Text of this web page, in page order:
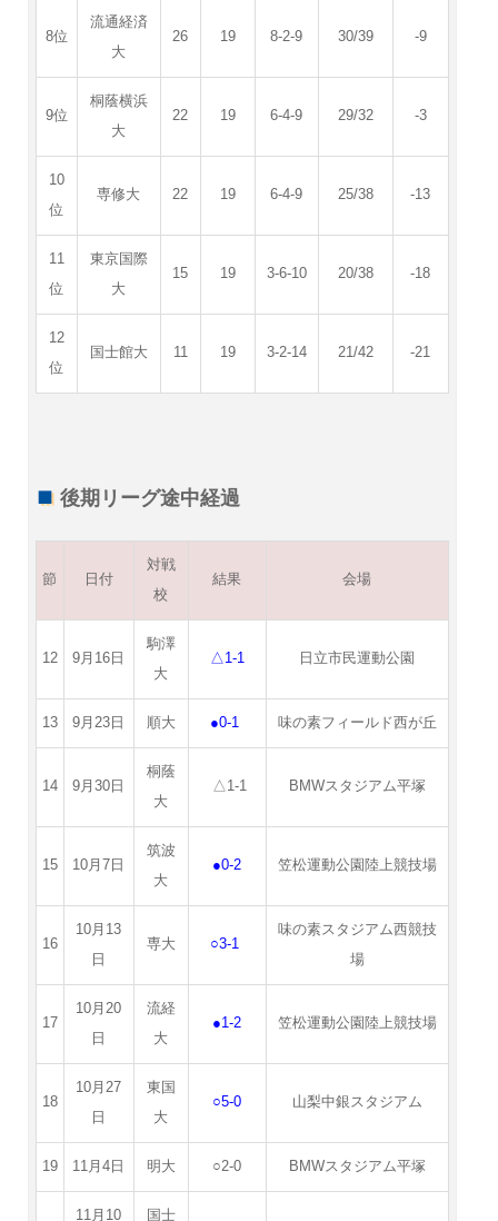
8位
流通経済
大
26 19 8-2-9 30/39 -9
9位
桐蔭横浜
大
22 19 6-4-9 29/32 -3
10
位
専修大 22 19 6-4-9 25/38 -13
11
位
東京国際
大
15 19 3-6-10 20/38 -18
12
位
国士館大 11 19 3-2-14 21/42 -21
後期リーグ途中経過
節 日付
対戦
校
結果 会場
12 9月16日
駒澤
大
△1-1 日立市民運動公園
13 9月23日 順大 ●0-1 味の素フィールド西が丘
14 9月30日
桐蔭
大
△1-1 BMWスタジアム平塚
15 10月7日
筑波
大
●0-2 笠松運動公園陸上競技場
16
10月13
日
専大 ○3-1
味の素スタジアム西競技
場
17
10月20
日
流経
大
●1-2 笠松運動公園陸上競技場
18
10月27
日
東国
大
○5-0 山梨中銀スタジアム
19 11月4日 明大 ○2-0 BMWスタジアム平塚
11月10
国士